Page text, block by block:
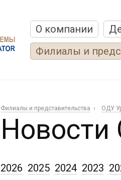
О компании
Филиалы и
Филиалы и представительства ОДУ
2026 2025 2024 2023